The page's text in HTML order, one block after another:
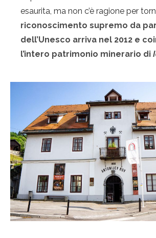
esaurita, ma non c’è ragione per
riconoscimento supremo da
dell’Unesco arriva nel 2012 e
l’intero patrimonio minerario di